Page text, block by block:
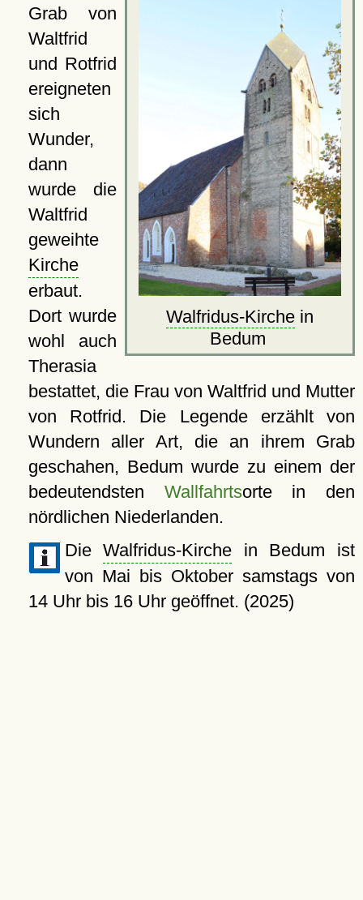
Walfridus-Kirche in
Bedum
Grab von
Waltfrid
und Rotfrid
ereigneten
sich
Wunder,
dann
wurde die
Waltfrid
geweihte
Kirche
erbaut.
Dort wurde
wohl auch
Therasia
bestattet, die Frau von Waltfrid und Mutter
von Rotfrid. Die Legende erzählt von
Wundern aller Art, die an ihrem Grab
geschahen, Bedum wurde zu einem der
bedeutendsten Wallfahrtsorte in den
nördlichen Niederlanden.
DieWalfridus-Kirche in Bedum ist
von Mai bis Oktober samstags von
14 Uhr bis 16 Uhr geöffnet. (2025)